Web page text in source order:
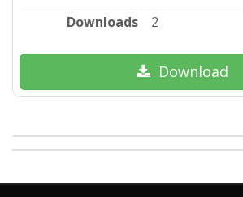
Downloads
2
Download